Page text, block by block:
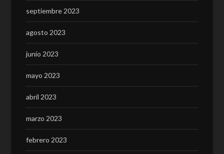
septiembre 2023
agosto 2023
junio 2023
mayo 2023
abril 2023
marzo 2023
febrero 2023